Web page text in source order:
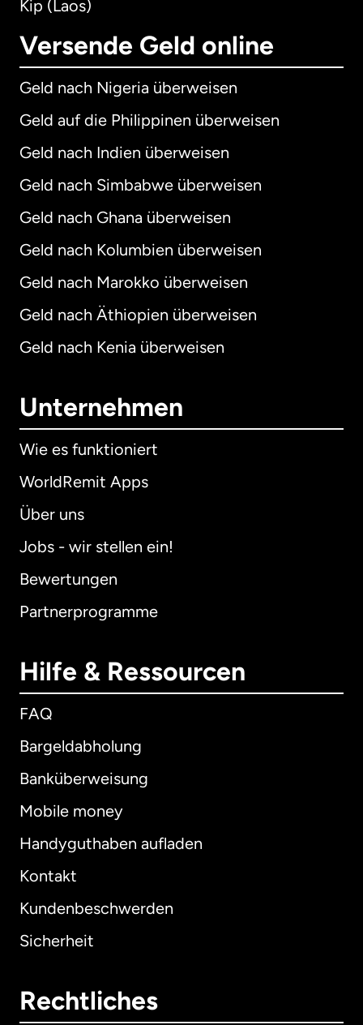
Kip (Laos)
Versende Geld online
Geld nach Nigeria überweisen
Geld auf die Philippinen überweisen
Geld nach Indien überweisen
Geld nach Simbabwe überweisen
Geld nach Ghana überweisen
Geld nach Kolumbien überweisen
Geld nach Marokko überweisen
Geld nach Äthiopien überweisen
Geld nach Kenia überweisen
Unternehmen
Wie es funktioniert
WorldRemit Apps
Über uns
Jobs - wir stellen ein!
Bewertungen
Partnerprogramme
Hilfe & Ressourcen
FAQ
Bargeldabholung
Banküberweisung
Mobile money
Handyguthaben aufladen
Kontakt
Kundenbeschwerden
Sicherheit
Rechtliches